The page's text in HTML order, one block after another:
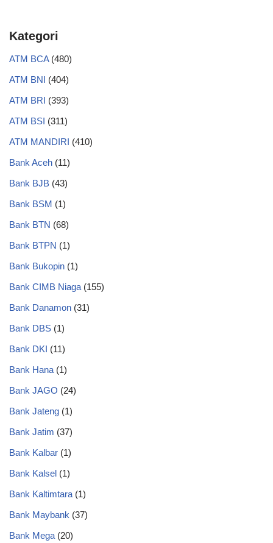
Kategori
ATM BCA(480)
ATM BNI (404)
ATM BRI (393)
ATM BSI (311)
ATM MANDIRI (410)
Bank Aceh (11)
Bank BJB (43)
Bank BSM (1)
Bank BTN (68)
Bank BTPN (1)
Bank Bukopin (1)
Bank CIMB Niaga (155)
Bank Danamon (31)
Bank DBS (1)
Bank DKI (11)
Bank Hana (1)
Bank JAGO (24)
Bank Jateng (1)
Bank Jatim (37)
Bank Kalbar (1)
Bank Kalsel (1)
Bank Kaltimtara (1)
Bank Maybank (37)
Bank Mega (20)